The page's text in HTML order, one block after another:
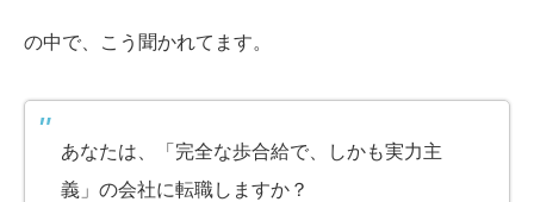
の中で、こう聞かれてます。
あなたは、「完全な歩合給で、しかも実力主
義」の会社に転職しますか？